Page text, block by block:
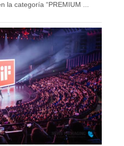
la categoría “PREMIUM ...